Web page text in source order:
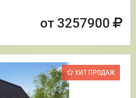
от 3257900
ХИТ ПРОДАЖ